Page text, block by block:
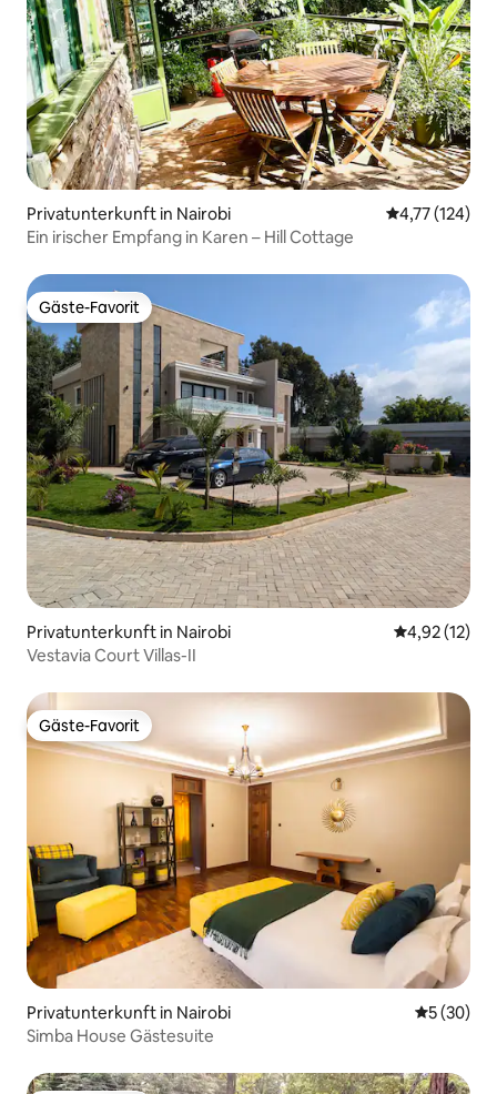
Privatunterkunft in Nairobi
4,77 (124)
Ein irischer Empfang in Karen – Hill Cottage
Gäste-Favorit
Gäste-Favorit
Privatunterkunft in Nairobi
4,92 (12)
Vestavia Court Villas-II
Gäste-Favorit
Gäste-Favorit
Privatunterkunft in Nairobi
5 (30)
Simba House Gästesuite